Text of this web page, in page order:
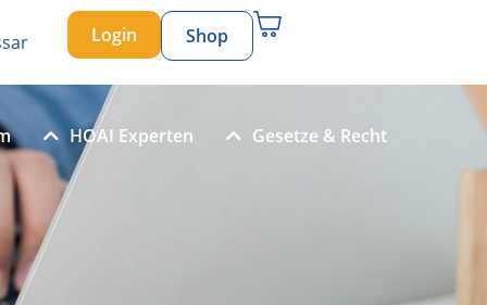
Login Shop
HOAI Experten Gesetze & Recht